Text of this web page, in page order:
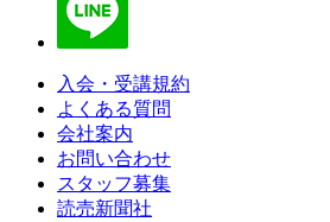
入会・受講規約
よくある質問
会社案内
お問い合わせ
スタッフ募集
読売新聞社